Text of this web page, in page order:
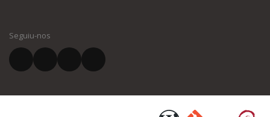
El vostre correu electrònic *
Seguiu-nos